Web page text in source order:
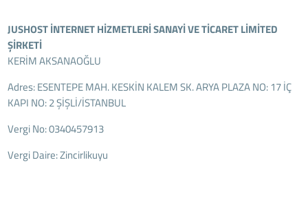
JUSHOST İNTERNET HİZMETLERİ SANAYİ VE TİCARET LİMİTED
ŞİRKETİ
KERİM AKSANAOĞLU
Adres: ESENTEPE MAH. KESKİN KALEM SK. ARYA PLAZA NO: 17 İÇ
KAPI NO: 2 ŞİŞLİ/İSTANBUL
Vergi No: 0340457913
Vergi Daire: Zincirlikuyu